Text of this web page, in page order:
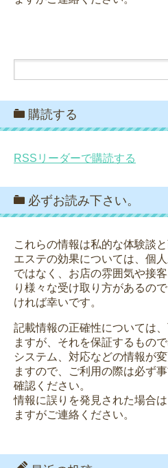
購読する
RSSリーダーで購読する
必ずお読み下さい。
これらの情報は私的な体験談
エステの効果については、個
ではなく、お店の雰囲気や接
り様々な受け取り方があるの
ければ幸いです。
記載情報の正確性については
ますが、それを保証するもの
システム、対応などの情報が
ますので、ご利用の際は必ず
確認ください。
情報に誤りを発見された場合
ますがご連絡ください。